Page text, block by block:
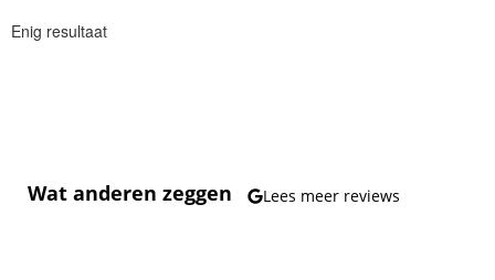
Enig resultaat
Wat anderen zeggen Lees meer reviews